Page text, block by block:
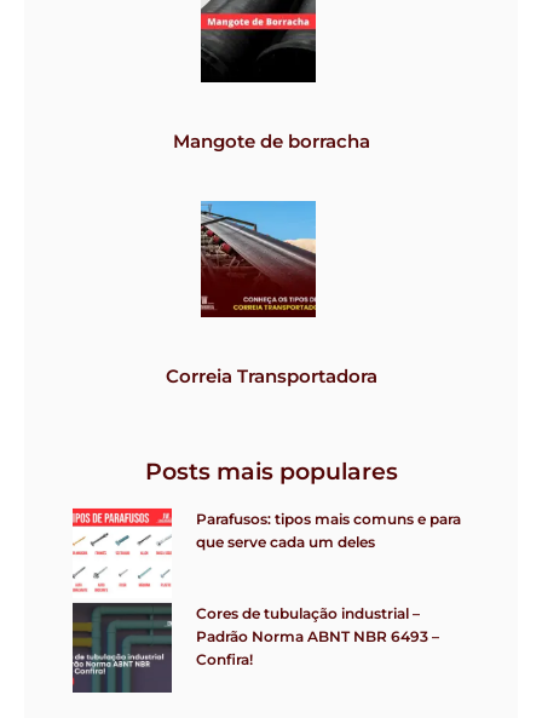
Mangote de borracha
Correia Transportadora
Posts mais populares
Parafusos: tipos mais comuns e para
que serve cada um deles
Cores de tubulação industrial –
Padrão Norma ABNT NBR 6493 –
Confira!